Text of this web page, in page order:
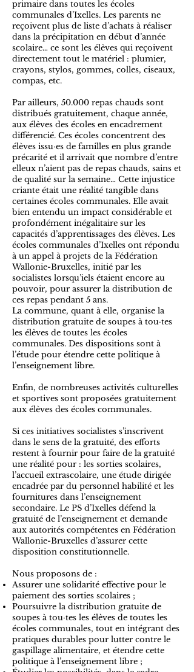
primaire dans toutes les écoles
communales d’Ixelles. Les parents ne
reçoivent plus de liste d’achats à réaliser
dans la précipitation en début d’année
scolaire… ce sont les élèves qui reçoivent
directement tout le matériel : plumier,
crayons, stylos, gommes, colles, ciseaux,
compas, etc.
Par ailleurs, 50.000 repas chauds sont
distribués gratuitement, chaque année,
aux élèves des écoles en encadrement
différencié. Ces écoles concentrent des
élèves issu·es de familles en plus grande
précarité et il arrivait que nombre d’entre
elleux n’aient pas de repas chauds, sains et
de qualité sur la semaine… Cette injustice
criante était une réalité tangible dans
certaines écoles communales. Elle avait
bien entendu un impact considérable et
profondément inégalitaire sur les
capacités d’apprentissages des élèves. Les
écoles communales d’Ixelles ont répondu
à un appel à projets de la Fédération
Wallonie-Bruxelles, initié par les
socialistes lorsqu’iels étaient encore au
pouvoir, pour assurer la distribution de
ces repas pendant 5 ans.
La commune, quant à elle, organise la
distribution gratuite de soupes à tou·tes
les élèves de toutes les écoles
communales. Des dispositions sont à
l’étude pour étendre cette politique à
l’enseignement libre.
Enfin, de nombreuses activités culturelles
et sportives sont proposées gratuitement
aux élèves des écoles communales.
Si ces initiatives socialistes s’inscrivent
dans le sens de la gratuité, des efforts
restent à fournir pour faire de la gratuité
une réalité pour : les sorties scolaires,
l’accueil extrascolaire, une étude dirigée
encadrée par du personnel habilité et les
fournitures dans l’enseignement
secondaire. Le PS d’Ixelles défend la
gratuité de l’enseignement et demande
aux autorités compétentes en Fédération
Wallonie-Bruxelles d’assurer cette
disposition constitutionnelle.​
Nous proposons de :
Assurer une solidarité effective pour le
paiement des sorties scolaires ;
Poursuivre la distribution gratuite de
soupes à tou·tes les élèves de toutes les
écoles communales, tout en intégrant des
pratiques durables pour lutter contre le
gaspillage alimentaire, et étendre cette
politique à l’enseignement libre ;